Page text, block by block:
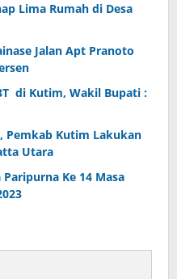
Lima Rumah di Desa
Jalan Apt Pranoto
di Kutim, Wakil Bupati :
Pemkab Kutim Lakukan
Utara
Paripurna Ke 14 Masa